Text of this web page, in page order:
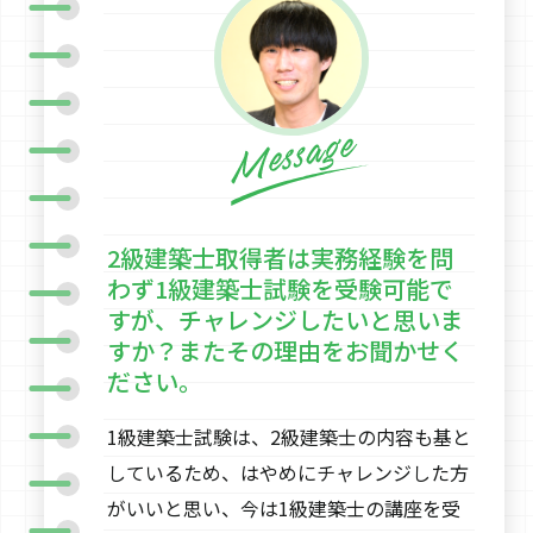
2級建築士取得者は実務経験を問
わず1級建築士試験を受験可能で
すが、チャレンジしたいと思いま
すか？またその理由をお聞かせく
ださい。
1級建築士試験は、2級建築士の内容も基と
しているため、はやめにチャレンジした方
がいいと思い、今は1級建築士の講座を受